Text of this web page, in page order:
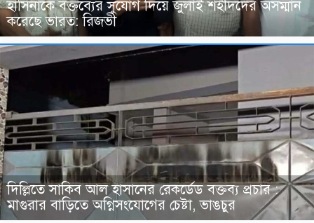
হাসিনাকে বক্তব্যের সুযোগ দিয়ে জুলাই শহীদদের অসম্মান
করেছে ভারত: রিজভী
দিল্লিতে সাকিব আল হাসানের রেকর্ডেড বক্তব্য প্রচার :
মাগুরার বাড়িতে অগ্নিসংযোগের চেষ্টা, ভাঙচুর